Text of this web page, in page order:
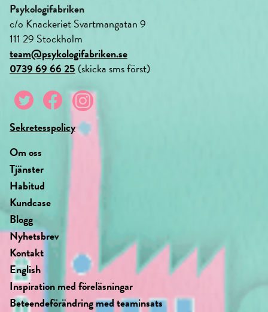
Psykologifabriken
c/o Knackeriet Svartmangatan 9
111 29 Stockholm
team@psykologifabriken.se
0739 69 66 25 (skicka sms först)
Sekretesspolicy
Om oss
Tjänster
Habitud
Kundcase
Blogg
Nyhetsbrev
Kontakt
English
Inspiration med föreläsningar
Beteendeförändring med teaminsats